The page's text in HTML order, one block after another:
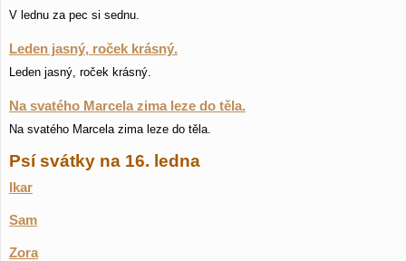
V lednu za pec si sednu.
Leden jasný, roček krásný.
Leden jasný, roček krásný.
Na svatého Marcela zima leze do těla.
Na svatého Marcela zima leze do těla.
Psí svátky na 16. ledna
Ikar
Sam
Zora